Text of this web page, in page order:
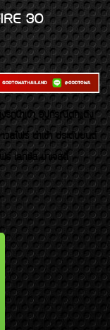
30
รถนำเข้า อุปกรณ์ตกแต่ง
ลไฟร์ นำเข้า ประดับยนต์
ร์ เลกซัส มาเจสตี้